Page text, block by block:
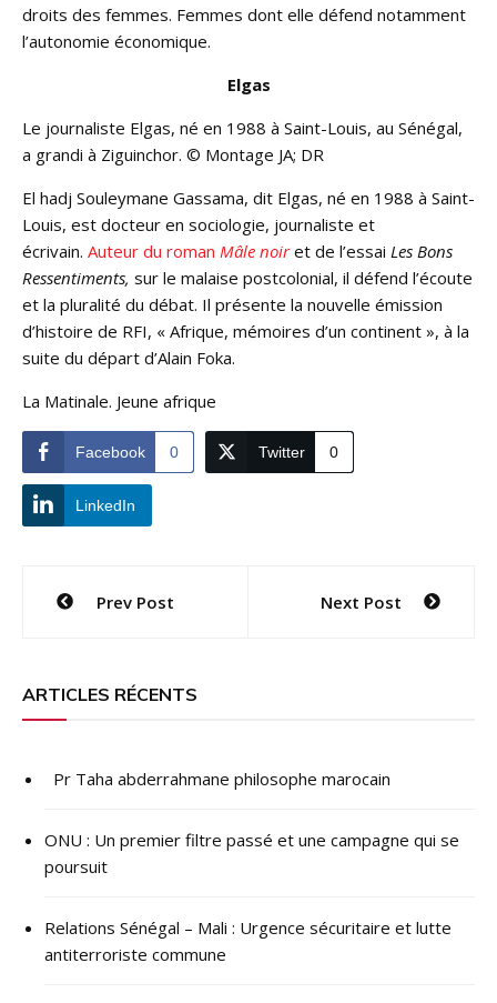
droits des femmes. Femmes dont elle défend notamment
l’autonomie économique.
Elgas
Le journaliste Elgas, né en 1988 à Saint-Louis, au Sénégal,
a grandi à Ziguinchor. © Montage JA; DR
El hadj Souleymane Gassama, dit Elgas, né en 1988 à Saint-
Louis, est docteur en sociologie, journaliste et
écrivain. Auteur du roman Mâle noiret de l’essai Les Bons
Ressentiments, sur le malaise postcolonial, il défend l’écoute
et la pluralité du débat. Il présente la nouvelle émission
d’histoire de RFI, « Afrique, mémoires d’un continent », à la
suite du départ d’Alain Foka.
La Matinale. Jeune afrique
Facebook 0 Twitter 0
LinkedIn
Navigation
l’article
Prev Post Next Post
ARTICLES RÉCENTS
Pr Taha abderrahmane philosophe marocain
ONU : ​Un premier filtre passé et une campagne qui se
poursuit
Relations Sénégal – Mali : Urgence sécuritaire et lutte
antiterroriste commune